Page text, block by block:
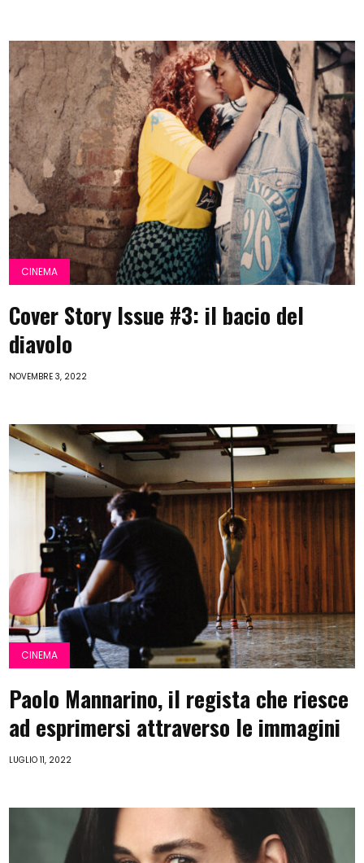
CINEMA
Cover Story Issue #3: il bacio del
diavolo
NOVEMBRE 3, 2022
CINEMA
Paolo Mannarino, il regista che riesce
ad esprimersi attraverso le immagini
LUGLIO 11, 2022